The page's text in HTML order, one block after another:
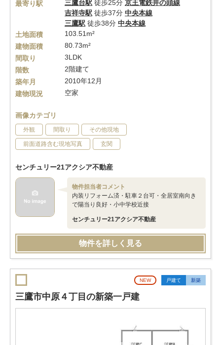
最寄り駅
三鷹台駅 徒歩25分 京王電鉄井の頭線
吉祥寺駅 徒歩37分 中央本線
三鷹駅 徒歩38分 中央本線
土地面積
103.51m²
建物面積
80.73m²
間取り
3LDK
階数
2階建て
築年月
2010年12月
建物現況
空家
画像カテゴリ
外観 間取り その他現地
前面道路含む現地写真 玄関
センチュリー21アクシア不動産
物件担当者コメント
内装リフォーム済・駐車２台可・全居室南向き
で陽当り良好・小中学校近接
センチュリー21アクシア不動産
物件を詳しく見る
NEW 戸建て 新築
三鷹市中原４丁目の新築一戸建